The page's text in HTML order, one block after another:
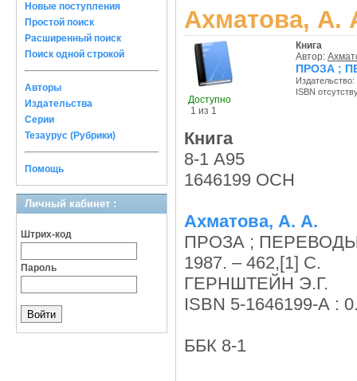
Новые поступления
Простой поиск
Расширенный поиск
Поиск одной строкой
Авторы
Издательства
Серии
Тезаурус (Рубрики)
Помощь
Личный кабинет :
Штрих-код
Пароль
Ахматова,
Доступно
1 из 1
Книга
Автор:
ПРОЗА ;
Издательство:
ISBN
Книга
8-1 A95
1646199 ОСН
Ахматова, А. А.
ПРОЗА ; ПЕРЕВОДЫ
1987. – 462,[1] C.
ГEPHШTEЙH Э.Г.
ISBN 5-1646199-А :
ББК 8-1